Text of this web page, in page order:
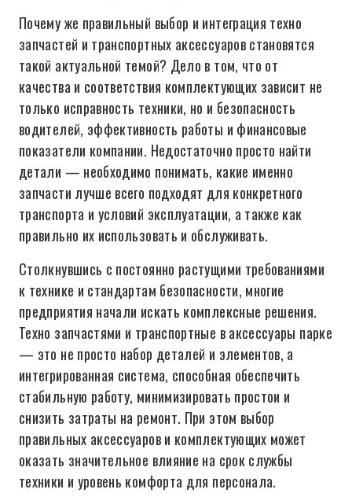
Почему же правильный выбор и интеграция техно
запчастей и транспортных аксессуаров становятся
такой актуальной темой? Дело в том, что от
качества и соответствия комплектующих зависит не
только исправность техники, но и безопасность
водителей, эффективность работы и финансовые
показатели компании. Недостаточно просто найти
детали — необходимо понимать, какие именно
запчасти лучше всего подходят для конкретного
транспорта и условий эксплуатации, а также как
правильно их использовать и обслуживать.
Столкнувшись с постоянно растущими требованиями
к технике и стандартам безопасности, многие
предприятия начали искать комплексные решения.
Техно запчастями и транспортные в аксессуары парке
— это не просто набор деталей и элементов, а
интегрированная система, способная обеспечить
стабильную работу, минимизировать простои и
снизить затраты на ремонт. При этом выбор
правильных аксессуаров и комплектующих может
оказать значительное влияние на срок службы
техники и уровень комфорта для персонала.